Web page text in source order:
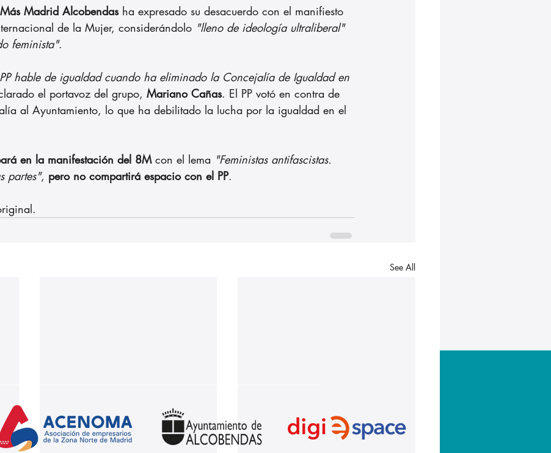
Madrid Alcobendas ha expresado su desacuerdo con el manifiesto
de la Mujer, considerándolo "lleno de ideología ultraliberal"
feminista".
hable de igualdad cuando ha eliminado la Concejalía de Igualdad en
el portavoz del grupo, Mariano Cañas. El PP votó en contra de
al Ayuntamiento, lo que ha debilitado la lucha por la igualdad en el
en la manifestación del 8M con el lema "Feministas antifascistas.
partes", pero no compartirá espacio con el PP.
See All